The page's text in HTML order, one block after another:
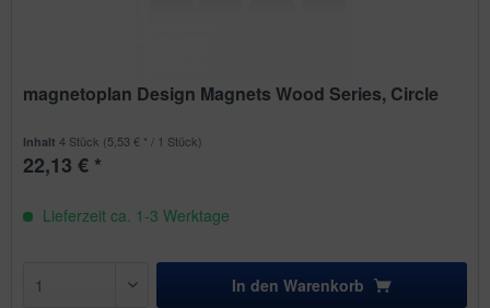
magnetoplan Design Magnets Wood Series, Circle
Inhalt4 Stück (5,53 € * / 1 Stück)
22,13 € *
Lieferzeit ca. 1-3 Werktage
In den Warenkorb